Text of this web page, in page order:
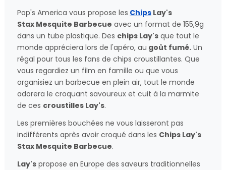
Pop's America vous propose les Chips Lay's
Stax Mesquite Barbecue avec un format de 155,9g
dans un tube plastique. Des chips Lay's que tout le
monde appréciera lors de l'apéro, au goût fumé. Un
régal pour tous les fans de chips croustillantes. Que
vous regardiez un film en famille ou que vous
organisiez un barbecue en plein air, tout le monde
adorera le croquant savoureux et cuit à la marmite
de ces croustilles Lay's.
Les premières bouchées ne vous laisseront pas
indifférents après avoir croqué dans les Chips Lay's
Stax Mesquite Barbecue.
Lay's propose en Europe des saveurs traditionnelles